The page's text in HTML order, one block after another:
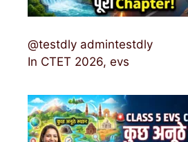
@testdly admintestdly
In CTET 2026, evs